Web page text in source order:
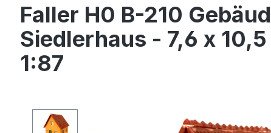
Faller H0 B-210
Siedlerhaus - 7,6 x
1:87
Bildergalerie überspringen